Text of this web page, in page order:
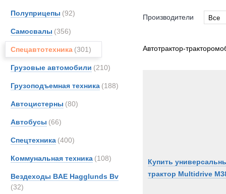
Полуприцепы (92)
Самосвалы (356)
Спецавтотехника (301)
Грузовые автомобили (210)
Грузоподъемная техника (188)
Автоцистерны (80)
Автобусы (66)
Спецтехника (400)
Коммунальная техника (108)
Вездеходы BAE Hagglunds Bv
(32)
Производители
Все
Автотрактор-
Купить
трактор Multidrive